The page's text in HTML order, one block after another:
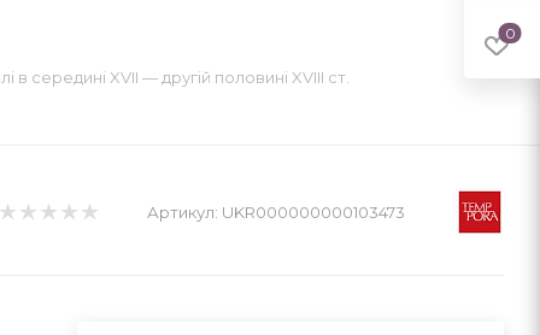
в середині XVII — другій половині XVIII ст.
Артикул: UKR000000000103473
0